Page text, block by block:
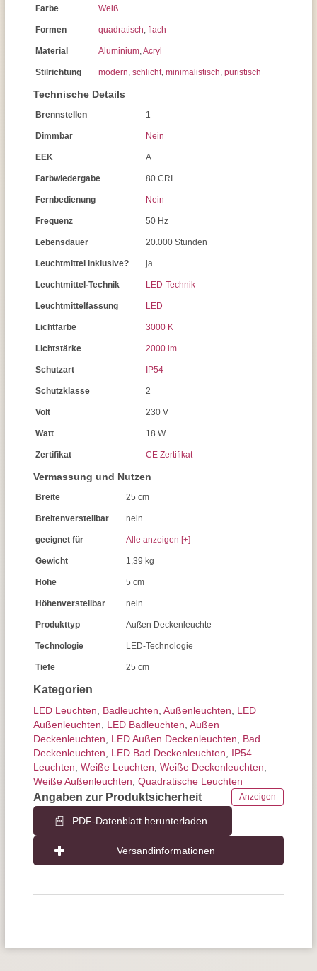
Kategorien
LED Leuchten Badleuchten Außen­leuchten
LED
Außenleuchten
LED Badleuchten Außen
Deckenleuchten
LED Außen Deckenleuchten
Bad
Deckenleuchten
LED Bad Deckenleuchten
IP54
Leuchten Weiße Leuchten Weiße Deckenleuchten
Weiße Außenleuchten Quadratische Leuchten
Angaben zur Produktsicherheit Anzeigen
PDF-Datenblatt herunterladen
Versandinformationen
Farbe Weiß
Formen quadratisch, flach
Material Aluminium,Acryl
Stilrichtung modern, schlicht, minimalistisch, puristisch
Technische Details
Brennstellen 1
Dimmbar Nein
EEK A
Farbwiedergabe 80 CRI
Fernbedienung Nein
Frequenz 50 Hz
Lebensdauer 20.000 Stunden
Leuchtmittel inklusive? ja
Leuchtmittel-Technik LED-Technik
Leuchtmittelfassung LED
Lichtfarbe 3000 K
Lichtstärke 2000 lm
Schutzart IP54
Schutzklasse 2
Volt 230 V
Watt 18 W
Zertifikat CE Zertifikat
Vermassung und Nutzen
Breite 25 cm
Breitenverstellbar nein
geeignet für Alle anzeigen [+]
Gewicht 1,39 kg
Höhe 5 cm
Höhenverstellbar nein
Produkttyp Außen Deckenleuchte
Technologie LED-Technologie
Tiefe 25 cm